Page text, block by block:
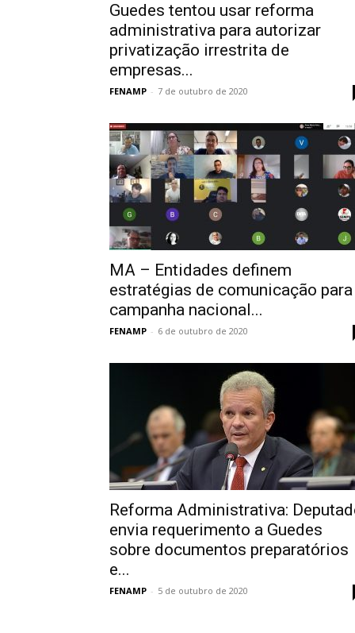
Guedes tentou usar reforma
administrativa para autorizar
privatização irrestrita de
empresas...
FENAMP - 7 de outubro de 2020
MA – Entidades definem
estratégias de comunicação para
campanha nacional...
FENAMP - 6 de outubro de 2020
Reforma Administrativa:
envia requerimento a Guedes
sobre documentos preparatórios
e...
FENAMP - 5 de outubro de 2020